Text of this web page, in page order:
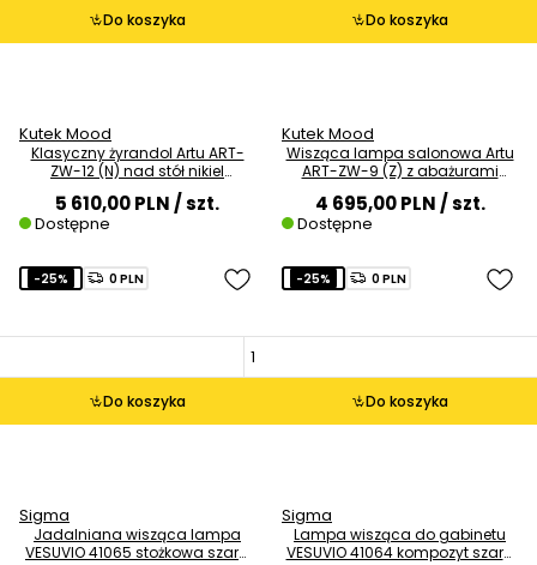
Do koszyka
Kutek Mood
Klasyczny żyrandol Artu ART-
ZW-12 (N) nad stół nikiel
5 610,00 PLN/ szt.
Dostępne
Do koszyka
Kutek Mood
Wisząca lampa salonowa Artu
ART-ZW-9 (Z) z abażurami
szara mosiądz
4 695,00 PLN/ szt.
Dostępne
Do koszyka
-25% 0 PLN
Sigma
Jadalniana wisząca lampa
VESUVIO 41065 stożkowa szara
Do koszyka
-25% 0 PLN
Sigma
Lampa wisząca do gabinetu
VESUVIO 41064 kompozyt szara